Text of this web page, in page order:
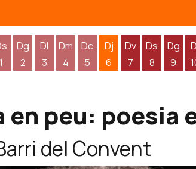
1
Dg
2
Dl
3
Dm
4
Dc
5
Dj
6
Dv
7
Ds
8
Dg
9
en peu:
del Convent